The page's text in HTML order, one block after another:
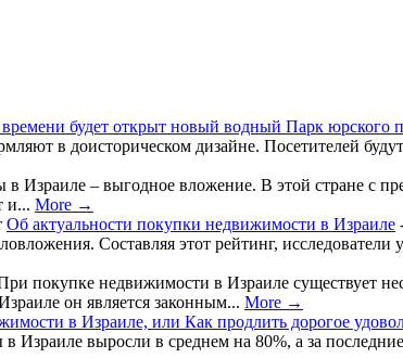
будет открыт новый водный Парк юрского
в доисторическом дизайне. Посетителей будут
в Израиле – выгодное вложение. В этой стране с
и... More →
Об актуальности покупки недвижимости в Израиле
Составляя этот рейтинг,
покупке недвижимости в Израиле существует
он является законным... More →
в Израиле, или Как продлить дорогое
выросли в среднем на 80%, а за